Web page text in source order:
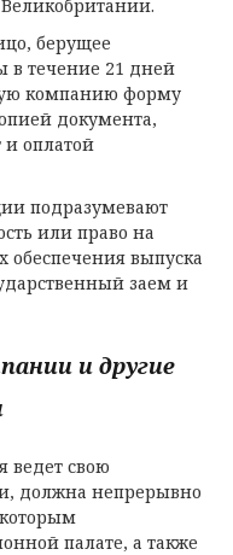
берущее
в течение 21 дней
компанию форму
документа,
оплатой
подразумевают
или право на
обеспечения выпуска
заем и
и другие
ведет свою
должна непрерывно
палате, а также